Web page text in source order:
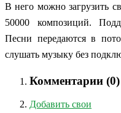
В него можно загрузить
50000 композиций.
Песни передаются в
слушать музыку без
Комментарии (0)
Добавить свои